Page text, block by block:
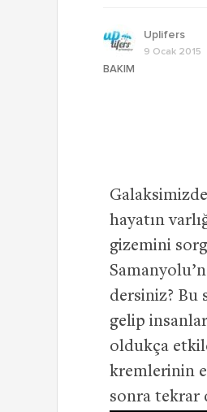
Uplifers
9 Ocak 2015
BAKIM
hayatın
gizemini
dersiniz? Bu
gelip
oldukça
kremlerinin
sonra tekrar